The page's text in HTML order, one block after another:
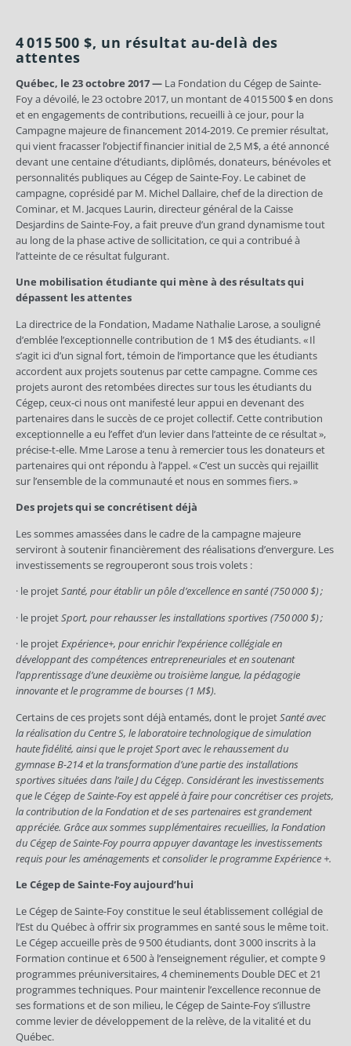
4 015 500 $, un résultat au-delà des
attentes
Québec, le 23 octobre 2017 — La Fondation du Cégep de Sainte-
Foy a dévoilé, le 23 octobre 2017, un montant de 4 015 500 $ en dons
et en engagements de contributions, recueilli à ce jour, pour la
Campagne majeure de financement 2014-2019. Ce premier résultat,
qui vient fracasser l’objectif financier initial de 2,5 M$, a été annoncé
devant une centaine d’étudiants, diplômés, donateurs, bénévoles et
personnalités publiques au Cégep de Sainte-Foy. Le cabinet de
campagne, coprésidé par M. Michel Dallaire, chef de la direction de
Cominar, et M. Jacques Laurin, directeur général de la Caisse
Desjardins de Sainte-Foy, a fait preuve d’un grand dynamisme tout
au long de la phase active de sollicitation, ce qui a contribué à
l’atteinte de ce résultat fulgurant.
Une mobilisation étudiante qui mène à des résultats qui
dépassent les attentes
La directrice de la Fondation, Madame Nathalie Larose, a souligné
d’emblée l’exceptionnelle contribution de 1 M$ des étudiants. « Il
s’agit ici d’un signal fort, témoin de l’importance que les étudiants
accordent aux projets soutenus par cette campagne. Comme ces
projets auront des retombées directes sur tous les étudiants du
Cégep, ceux-ci nous ont manifesté leur appui en devenant des
partenaires dans le succès de ce projet collectif. Cette contribution
exceptionnelle a eu l’effet d’un levier dans l’atteinte de ce résultat »,
précise-t-elle. Mme Larose a tenu à remercier tous les donateurs et
partenaires qui ont répondu à l’appel. « C’est un succès qui rejaillit
sur l’ensemble de la communauté et nous en sommes fiers. »
Des projets qui se concrétisent déjà
Les sommes amassées dans le cadre de la campagne majeure
serviront à soutenir financièrement des réalisations d’envergure. Les
investissements se regrouperont sous trois volets :
· le projetSanté, pour établir un pôle d’excellence en santé (750 000 $) ;
· le projetSport, pour rehausser les installations sportives (750 000 $) ;
· le projetExpérience+, pour enrichir l’expérience collégiale en
développant des compétences entrepreneuriales et en soutenant
l’apprentissage d’une deuxième ou troisième langue, la pédagogie
innovante et le programme de bourses (1 M$).
Certains de ces projets sont déjà entamés, dont le projetSanté avec
la réalisation du Centre S, le laboratoire technologique de simulation
haute fidélité, ainsi que le projetSport avec le rehaussement du
gymnase B-214 et la transformation d’une partie des installations
sportives situées dans l’aile J du Cégep. Considérant les investissements
que le Cégep de Sainte-Foy est appelé à faire pour concrétiser ces projets,
la contribution de la Fondation et de ses partenaires est grandement
appréciée. Grâce aux sommes supplémentaires recueillies, la Fondation
du Cégep de Sainte-Foy pourra appuyer davantage les investissements
requis pour les aménagements et consolider le programmeExpérience +.
Le Cégep de Sainte-Foy aujourd’hui
Le Cégep de Sainte-Foy constitue le seul établissement collégial de
l’Est du Québec à offrir six programmes en santé sous le même toit.
Le Cégep accueille près de 9 500 étudiants, dont 3 000 inscrits à la
Formation continue et 6 500 à l’enseignement régulier, et compte 9
programmes préuniversitaires, 4 cheminements Double DEC et 21
programmes techniques. Pour maintenir l’excellence reconnue de
ses formations et de son milieu, le Cégep de Sainte-Foy s’illustre
comme levier de développement de la relève, de la vitalité et du
Québec.